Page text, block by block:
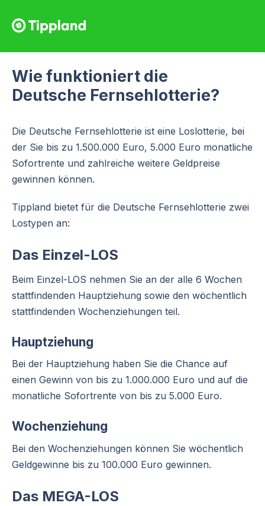
Wie funktioniert die
Deutsche Fernsehlotterie?
Die Deutsche Fernsehlotterie ist eine Loslotterie, bei
der Sie bis zu 1.500.000 Euro, 5.000 Euro monatliche
Sofortrente und zahlreiche weitere Geldpreise
gewinnen können.
Tippland bietet für die Deutsche Fernsehlotterie zwei
Lostypen an:
Das Einzel-LOS
Beim Einzel-LOS nehmen Sie an der alle 6 Wochen
stattfindenden Hauptziehung sowie den wöchentlich
stattfindenden Wochenziehungen teil.
Hauptziehung
Bei der Hauptziehung haben Sie die Chance auf
einen Gewinn von bis zu 1.000.000 Euro und auf die
monatliche Sofortrente von bis zu 5.000 Euro.
Wochenziehung
Bei den Wochenziehungen können Sie wöchentlich
Geldgewinne bis zu 100.000 Euro gewinnen.
Das MEGA-LOS